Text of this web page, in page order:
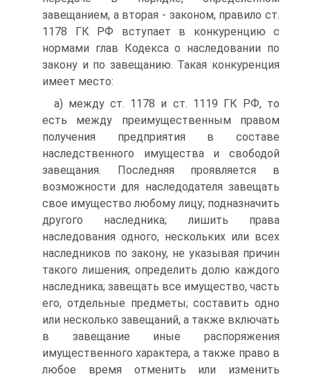
завещанием, а вторая - законом, правило ст.
1178 ГК РФ вступает в конкуренцию с
нормами глав Кодекса о наследовании по
закону и по завещанию. Такая конкуренция
имеет место:
а) между ст. 1178 и ст. 1119 ГК РФ, то
есть между преимущественным правом
получения предприятия в составе
наследственного имущества и свободой
завещания. Последняя проявляется в
возможности для наследодателя завещать
свое имущество любому лицу; подназначить
другого наследника; лишить права
наследования одного, нескольких или всех
наследников по закону, не указывая причин
такого лишения; определить долю каждого
наследника; завещать все имущество, часть
его, отдельные предметы; составить одно
или несколько завещаний, а также включать
в завещание иные распоряжения
имущественного характера, а также право в
любое время отменить или изменить